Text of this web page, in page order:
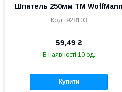
Шпатель 250мм ТМ WoffMann
928103
59,49 ₴
В наявності 10 од.
Купити